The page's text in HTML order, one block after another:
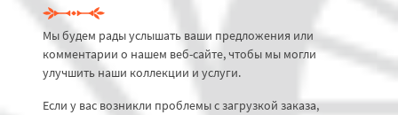
Мы будем рады услышать ваши предложения или
комментарии о нашем веб-сайте, чтобы мы могли
улучшить наши коллекции и услуги.
Если у вас возникли проблемы с загрузкой заказа,